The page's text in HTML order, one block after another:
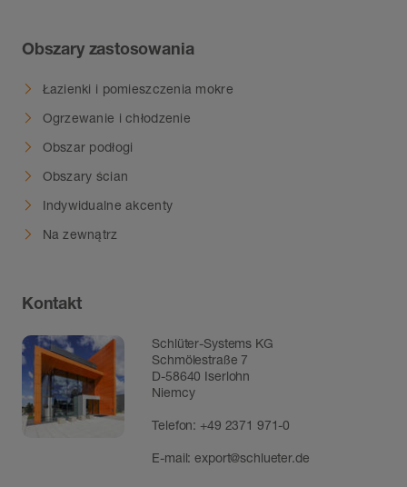
Obszary zastosowania
Łazienki i pomieszczenia mokre
Ogrzewanie i chłodzenie
Obszar podłogi
Obszary ścian
Indywidualne akcenty
Na zewnątrz
Kontakt
Schlüter-Systems KG
Schmölestraße 7
D-58640 Iserlohn
Niemcy
Telefon:+49 2371 971-0
E-mail:export@schlueter.de